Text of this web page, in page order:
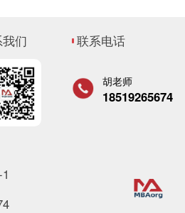
们 联系电话
胡老师
18519265674